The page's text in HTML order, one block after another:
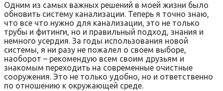
Одним из самых важных решений в моей жизни было
обновить систему канализации. Теперь я точно знаю,
что все что нужно для канализации, это не только
трубы и фитинги, но и правильный подход, знания и
немного усердия. За годы использования новой
системы, я ни разу не пожалел о своем выборе,
наоборот – рекомендую всем своим друзьям и
знакомым переходить на современные очистные
сооружения. Это не только удобно, но и ответственно
по отношению к окружающей среде.